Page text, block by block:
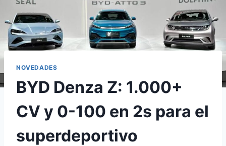
NOVEDADES
BYD Denza Z: 1.000+
CV y 0-100 en 2s para el
superdeportivo